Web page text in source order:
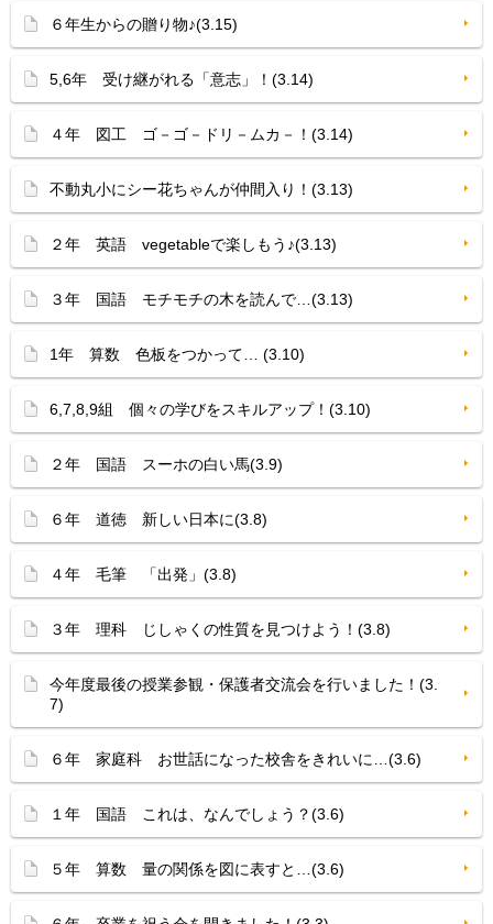
６年生からの贈り物♪(3.15)
5,6年 受け継がれる「意志」！(3.14)
４年 図工 ゴ－ゴ－ドリ－ムカ－！(3.14)
不動丸小にシー花ちゃんが仲間入り！(3.13)
２年 英語 vegetableで楽しもう♪(3.13)
３年 国語 モチモチの木を読んで…(3.13)
1年 算数 色板をつかって… (3.10)
6,7,8,9組 個々の学びをスキルアップ！(3.10)
２年 国語 スーホの白い馬(3.9)
６年 道徳 新しい日本に(3.8)
４年 毛筆 「出発」(3.8)
３年 理科 じしゃくの性質を見つけよう！(3.8)
今年度最後の授業参観・保護者交流会を行いました！(3.
7)
６年 家庭科 お世話になった校舎をきれいに…(3.6)
１年 国語 これは、なんでしょう？(3.6)
５年 算数 量の関係を図に表すと…(3.6)